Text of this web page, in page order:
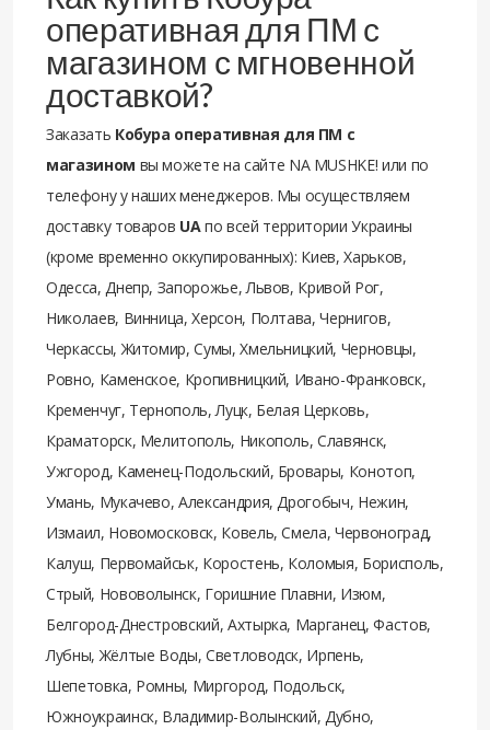
оперативная для ПМ с
магазином с мгновенной
доставкой?
Заказать Кобура оперативная для ПМ с
магазином вы можете на сайте NA MUSHKE! или по
телефону у наших менеджеров. Мы осуществляем
доставку товаров UAпо всей территории Украины
(кроме временно оккупированных): Киев, Харьков,
Одесса, Днепр, Запорожье, Львов, Кривой Рог,
Николаев, Винница, Херсон, Полтава, Чернигов,
Черкассы, Житомир, Сумы, Хмельницкий, Черновцы,
Ровно, Каменское, Кропивницкий, Ивано-Франковск,
Кременчуг, Тернополь, Луцк, Белая Церковь,
Краматорск, Мелитополь, Никополь, Славянск,
Ужгород, Каменец-Подольский, Бровары, Конотоп,
Умань, Мукачево, Александрия, Дрогобыч, Нежин,
Измаил, Новомосковск, Ковель, Смела, Червоноград,
Калуш, Первомайськ, Коростень, Коломыя, Борисполь,
Стрый, Нововолынск, Горишние Плавни, Изюм,
Белгород-Днестровский, Ахтырка, Марганец, Фастов,
Лубны, Жёлтые Воды, Светловодск, Ирпень,
Шепетовка, Ромны, Миргород, Подольск,
Южноукраинск, Владимир-Волынский, Дубно,